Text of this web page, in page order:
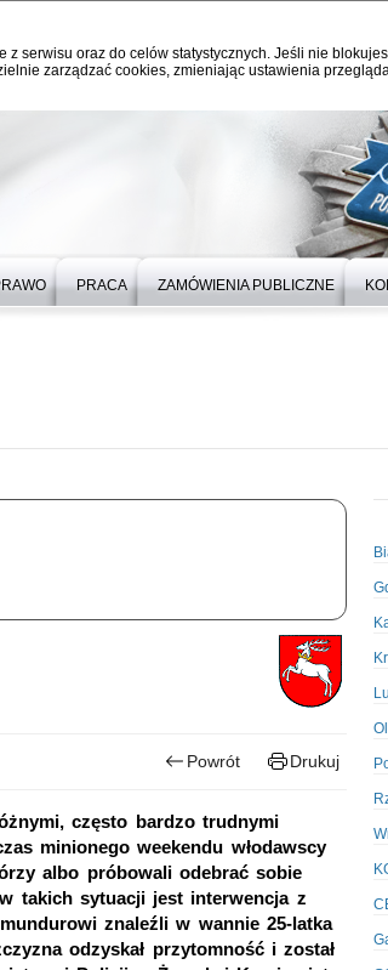
serwisu oraz do celów statystycznych. Jeśli nie
zarządzać cookies, zmieniając ustawienia
PRACA ZAMÓWIENIA PUBLICZNE
Powrót Drukuj
często bardzo trudnymi
minionego weekendu włodawscy
albo próbowali odebrać sobie
takich sytuacji jest interwencja z
znaleźli w wannie 25-latka
odzyskał przytomność i został